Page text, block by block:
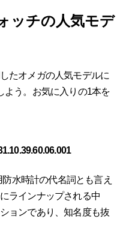
ッチの人気モデ
たオメガの人気モデルに
よう。お気に入りの1本を
防水時計の代名詞とも言え
ラインナップされる中
ョンであり、知名度も抜